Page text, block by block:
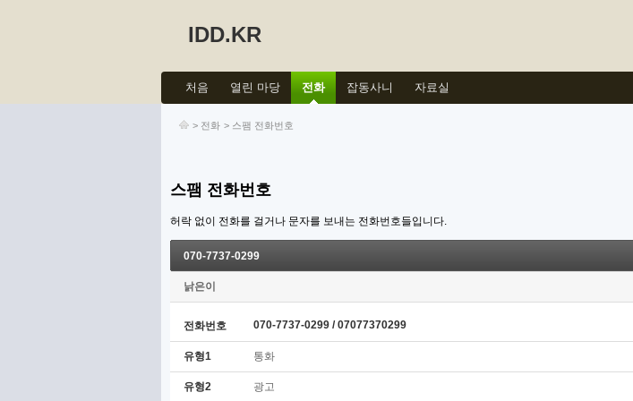
IDD.KR
처음 열린 마당 전화 잡동사니 자료실
> 전화 > 스팸 전화번호
스팸 전화번호
허락 없이 전화를 걸거나 문자를 보내는 전화번호들입니다.
070-7737-0299
낡은이
전화번호 070-7737-0299 / 07077370299
유형1 통화
유형2 광고